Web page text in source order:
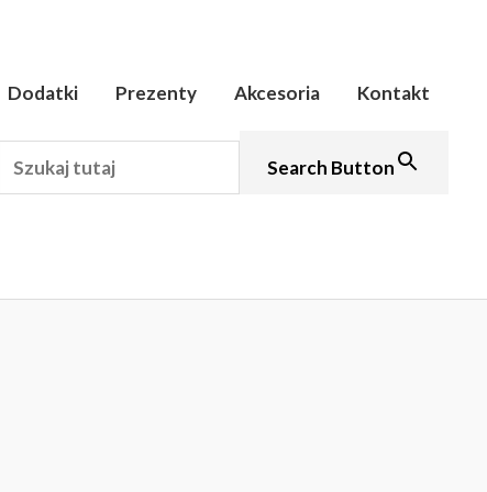
Dodatki Prezenty Akcesoria Kontakt
Search Button